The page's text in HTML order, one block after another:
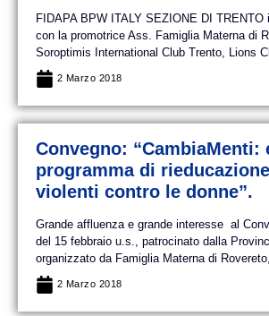
FIDAPA BPW ITALY SEZIONE DI TRENTO
con la promotrice Ass. Famiglia Materna di
Soroptimis International Club Trento, Lions
2 Marzo 2018
Convegno: “CambiaMenti:
programma di
violenti contro le donne”.
Grande affluenza e grande interesse al
del 15 febbraio u.s., patrocinato dalla
organizzato da Famiglia Materna di
2 Marzo 2018